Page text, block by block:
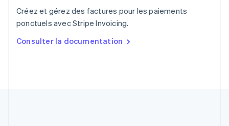
Créez et gérez des factures pour les paiements
ponctuels avec Stripe Invoicing.
Consulter la documentation
Singapour
English 简体中文
English